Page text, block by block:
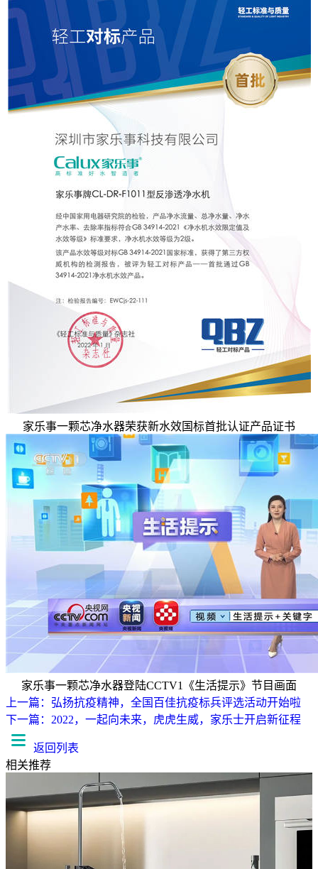
家乐事一颗芯净水器荣获新水效国标首批认证产品证书
家乐事一颗芯净水器登陆CCTV1《生活提示》节目画面
上一篇：弘扬抗疫精神，全国百佳抗疫标兵评选活动开始啦
下一篇：2022，一起向未来，虎虎生威，家乐士开启新征程
返回列表
相关推荐